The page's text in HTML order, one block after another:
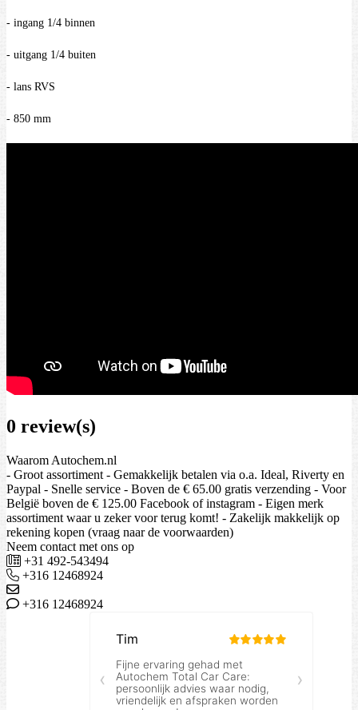
- ingang 1/4 binnen
- uitgang 1/4 buiten
- lans RVS
- 850 mm
0 review(s)
Waarom Autochem.nl
- Groot assortiment - Gemakkelijk betalen via o.a. Ideal, Riverty en
Paypal - Snelle service - Boven de € 65.00 gratis verzending - Voor
België boven de € 125.00 Facebook of instagram - Eigen merk
assortiment waar u zeker voor terug komt! - Zakelijk makkelijk op
rekening kopen (vraag naar de voorwaarden)
Neem contact met ons op
+31 492-543494
+316 12468924
+316 12468924